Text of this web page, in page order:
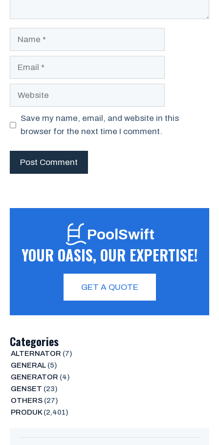
Website
Save my name, email, and website in this
browser for the next time I comment.
PoolSwift
YOUR OASIS, OUR EXPERTISE!
GET A QUOTE
Categories
ALTERNATOR (7)
GENERAL(5)
GENERATOR (4)
GENSET (23)
OTHERS(27)
PRODUK(2,401)